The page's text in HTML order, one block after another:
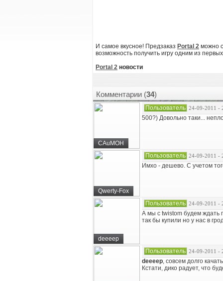
И самое вкусное! Предзаказ Portal 2 можно
возможность получить игру одним из
Portal 2 новости
Комментарии (34)
CAuMOH
Пользователь 24-09-2011 -
500?) Довольно таки...
Qwerty-Fox
Пользователь 24-09-2011 -
Имхо - дешево. С учетом
deeeep
Пользователь 24-09-2011 -
А мы с twistom будем ждать
так бы купили но у нас в
Пользователь 24-09-2011 -
deeeep, совсем долго
Кстати, дико радует, что